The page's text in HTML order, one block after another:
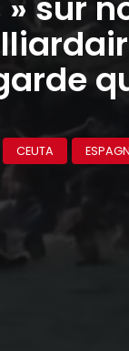
CEUTA